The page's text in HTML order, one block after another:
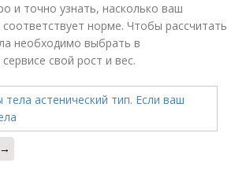
и точно узнать, насколько ваш
соответствует норме. Чтобы рассчитать
необходимо выбрать в
свой рост и вес.